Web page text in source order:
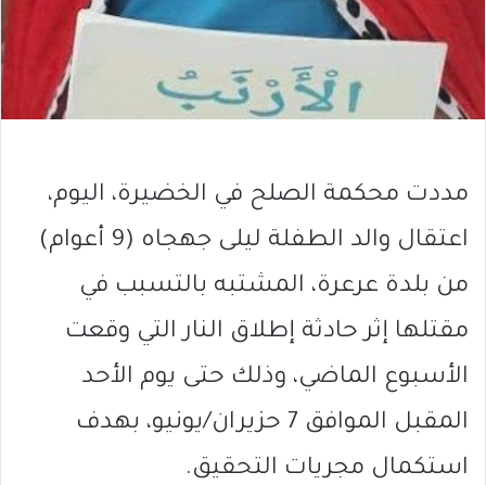
مددت محكمة الصلح في الخضيرة، اليوم،
اعتقال والد الطفلة ليلى جهجاه (9 أعوام)
من بلدة عرعرة، المشتبه بالتسبب في
مقتلها إثر حادثة إطلاق النار التي وقعت
الأسبوع الماضي، وذلك حتى يوم الأحد
المقبل الموافق 7 حزيران/يونيو، بهدف
استكمال مجريات التحقيق.